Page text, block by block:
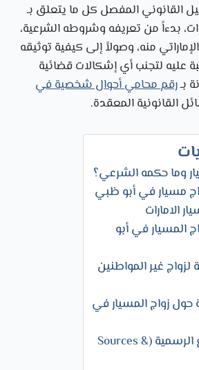
القانوني المفصل كل ما يتعلق بـ
بدءاً من تعريفه وشروطه الشرعية،
منه، وصولاً إلى كيفية توثيقه
عليه لتجنب أي إشكالات قضائية
بـرقم محامي أحوال شخصية في
القانونية المعقدة.
وما حكمه الشرعي؟
مسيار في أبو ظبي
الامارات
المسيار في أبو
لزواج غير المواطنين
حول زواج المسيار في
المصادر والمراجع الرسمية (Sources &